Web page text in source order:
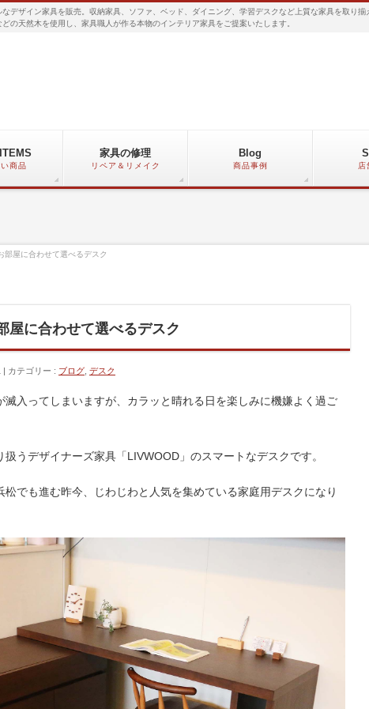
デザイン家具を販売。収納家具、ソファ、ベッド、ダイニング、学習デスクなど上質な家具を取り
の天然木を使用し、家具職人が作る本物のインテリア家具をご提案いたします。
商品
家具の修理
リペア＆リメイク
Blog
商品事例 店
部屋に合わせて選べるデスク
屋に合わせて選べるデスク
カテゴリー : ブログ デスク
入ってしまいますが、カラッと晴れる日を楽しみに機嫌よく過ご
うデザイナーズ家具「LIVWOOD」のスマートなデスクです。
でも進む昨今、じわじわと人気を集めている家庭用デスクになり